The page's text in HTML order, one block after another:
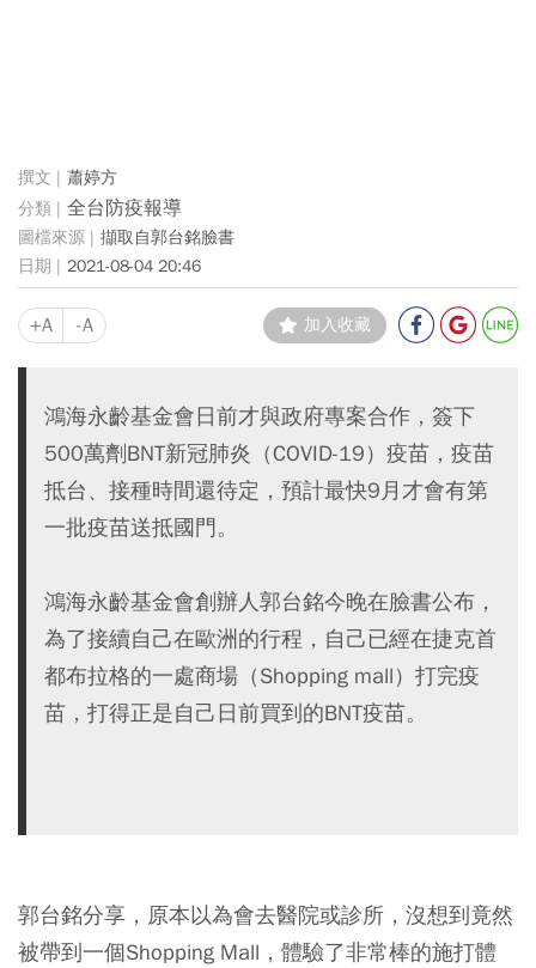
蕭婷方
全台防疫報導
擷取自郭台銘臉書
2021-08-04 20:46
+A -A 加入收藏
鴻海永齡基金會日前才與政府專案合作，簽下
500萬劑BNT新冠肺炎（COVID-19）疫苗，疫苗
抵台、接種時間還待定，預計最快9月才會有第
一批疫苗送抵國門。
鴻海永齡基金會創辦人郭台銘今晚在臉書公布，
為了接續自己在歐洲的行程，自己已經在捷克首
都布拉格的一處商場（Shopping mall）打完疫
苗，打得正是自己日前買到的BNT疫苗。
郭台銘分享，原本以為會去醫院或診所，沒想到竟然
被帶到一個Shopping Mall，體驗了非常棒的施打體